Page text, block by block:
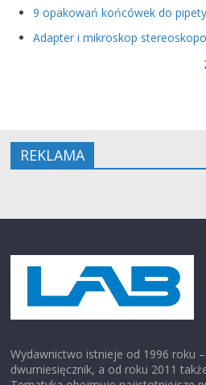
9 opakowań końcówek do
Adapter i mikroskop
REKLAMA
Wydawnictwo istnieje od 1996 roku
dwumiesięcznik, a od roku 2011